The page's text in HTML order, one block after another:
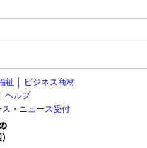
祉
ビジネス商材
ヘルプ
・ニュース受付